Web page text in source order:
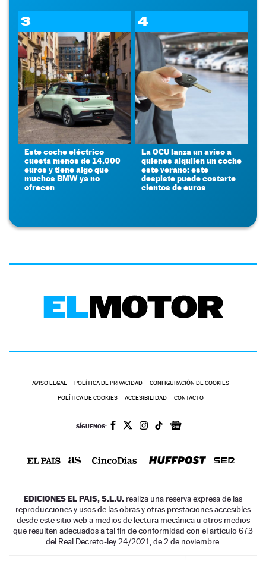
3
Este coche eléctrico
cuesta menos de 14.000
euros y tiene algo que
muchos BMW ya no
ofrecen
4
La OCU lanza un aviso a
quienes alquilen un coche
este verano: este
despiste puede costarte
cientos de euros
AVISO LEGAL POLÍTICA DE PRIVACIDAD CONFIGURACIÓN DE COOKIES
POLÍTICA DE COOKIES ACCESIBILIDAD CONTACTO
SÍGUENOS:
EDICIONES EL PAIS, S.L.U. realiza una reserva expresa de las
reproducciones y usos de las obras y otras prestaciones accesibles
desde este sitio web a medios de lectura mecánica u otros medios
que resulten adecuados a tal fin de conformidad con el artículo 67.3
del Real Decreto-ley 24/2021, de 2 de noviembre.